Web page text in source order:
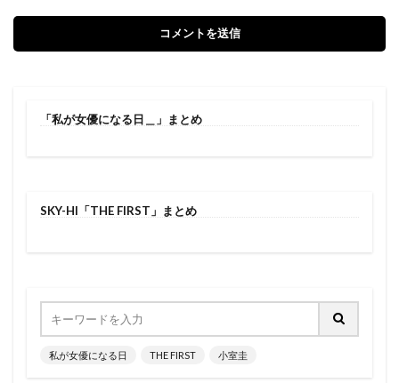
「私が女優になる日＿」まとめ
SKY-HI「THE FIRST」まとめ
私が女優になる日 THE FIRST 小室圭